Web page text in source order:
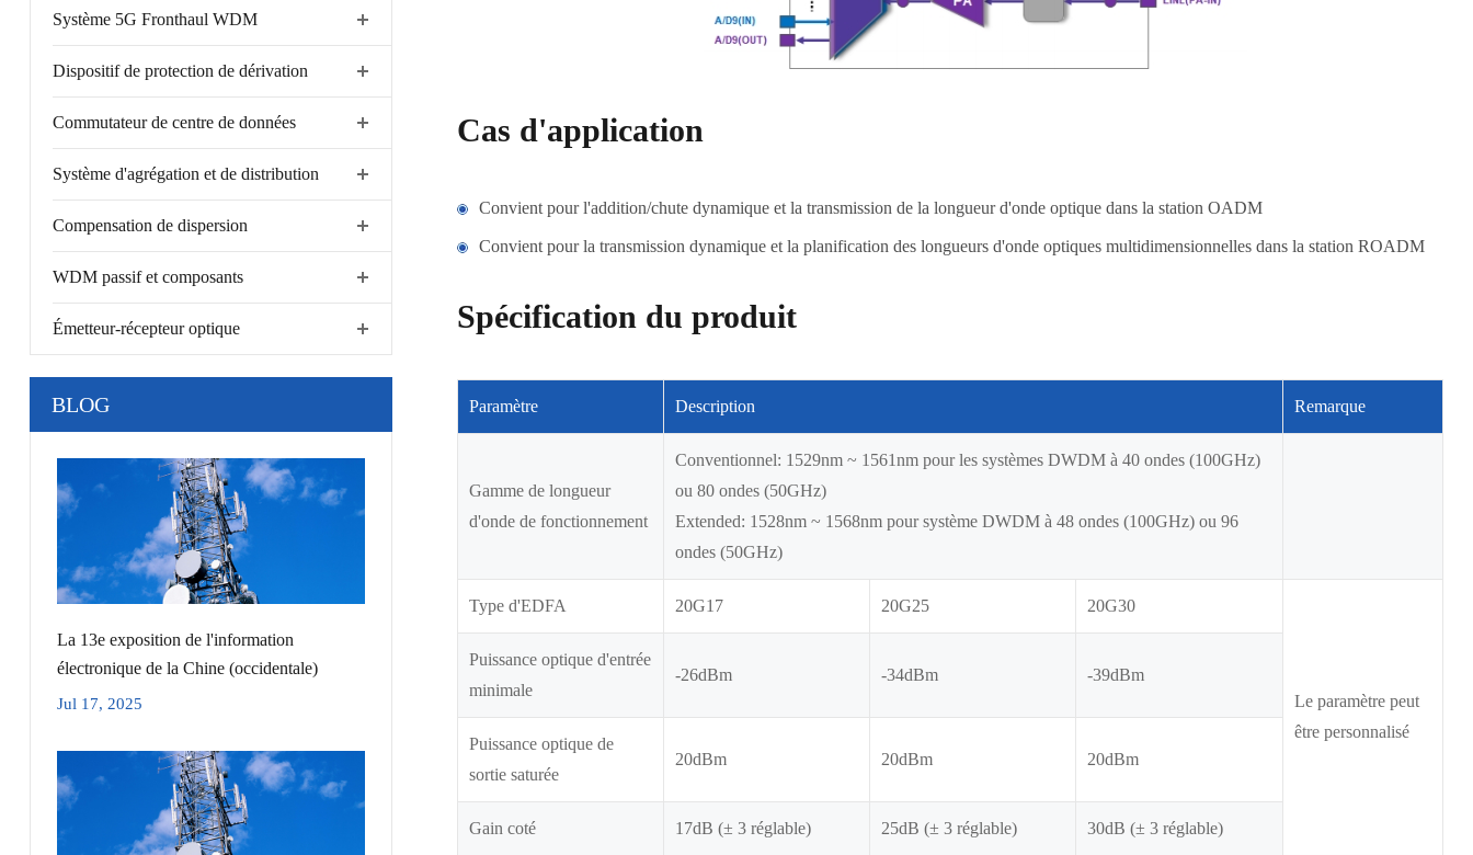
Système 5G Fronthaul WDM
Dispositif de protection de dérivation
Commutateur de centre de données
Système d'agrégation et de distribution
Compensation de dispersion
WDM passif et composants
Émetteur-récepteur optique
BLOG
La 13e exposition de l'information
électronique de la Chine (occidentale)
Jul 17, 2025
Cas d'application
Convient pour l'addition/chute dynamique et la transmission de la longueur d'onde optique dans la station OADM
Convient pour la transmission dynamique et la planification des longueurs d'onde optiques multidimensionnelles dans la station ROADM
Spécification du produit
Paramètre Description Remarque
Gamme de longueur
d'onde de fonctionnement
Conventionnel: 1529nm ~ 1561nm pour les systèmes DWDM à 40 ondes (100GHz)
ou 80 ondes (50GHz)
Extended: 1528nm ~ 1568nm pour système DWDM à 48 ondes (100GHz) ou 96
ondes (50GHz)
Type d'EDFA 20G17 20G25 20G30
Le paramètre peut
être personnalisé
Puissance optique d'entrée
minimale
-26dBm -34dBm -39dBm
Puissance optique de
sortie saturée
20dBm 20dBm 20dBm
Gain coté 17dB (± 3 réglable) 25dB (± 3 réglable) 30dB (± 3 réglable)